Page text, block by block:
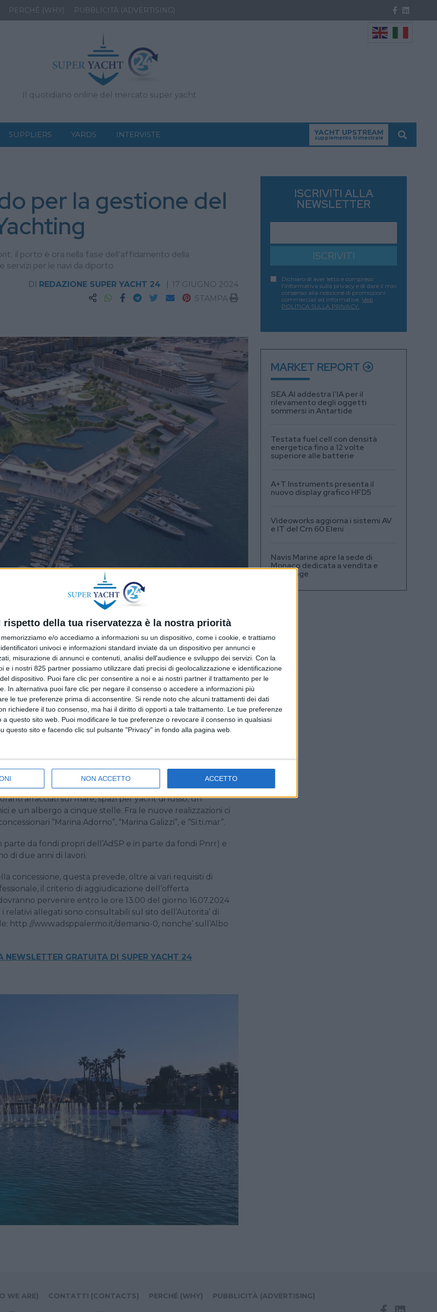
rispetto della tua riservatezza è la nostra priorità
memorizziamo e/o accediamo a informazioni su un dispositivo, come i cookie, e trattiamo
univoci e informazioni standard inviate da un dispositivo per annunci e
misurazione di annunci e contenuti, analisi dell'audience e sviluppo dei servizi. Con la
e i nostri 825 partner possiamo utilizzare dati precisi di geolocalizzazione e identificazione
dispositivo. Puoi fare clic per consentire a noi e ai nostri partner il trattamento per le
In alternativa puoi fare clic per negare il consenso o accedere a informazioni più
le tue preferenze prima di acconsentire. Si rende noto che alcuni trattamenti dei dati
richiedere il tuo consenso, ma hai il diritto di opporti a tale trattamento. Le tue preferenze
a questo sito web. Puoi modificare le tue preferenze o revocare il consenso in qualsiasi
questo sito e facendo clic sul pulsante "Privacy" in fondo alla pagina web.
NON ACCETTO ACCETTO
PERCHÉ (WHY) PUBBLICITÀ (ADVERTISING)
Il quotidiano online del mercato super yacht
SUPPLIERS YARDS INTERVISTE YACHT UPSTREAM
supplemento trimestrale
per la gestione del
il porto è ora nella fase dell’affidamento della
servizi per le navi da diporto
DI REDAZIONE SUPER YACHT 24
17 GIUGNO 2024
STAMPA
Occidentale ha comunicato attraverso la Gazzetta Ufficiale
aperta, autorizzata con Decreto del Presidente n.
marittima per l’uso aree scoperte e coperte situate
da destinare all’ormeggio di navi da diporto e servizi ad
porto turistico Palermo Marina Yachting –
inaugurato
Sergio Mattarella – parte del grande progetto nel Molo
riqualificazione del waterfront fortemente voluto e
che, dai rendering, dovrebbero comprendere
yacht oltre i 100 metri, sarà uno dei fulcri del progetto
degradata ed aver valorizzato le antiche mura del
esteso su 40.000 mq, ha previsto un’ampia gamma di
affacciati sul mare, spazi per yacht di lusso, un
e un albergo a cinque stelle. Fra le nuove realizzazioni ci
“Marina Adorno”, “Marina Galizzi”, e “Si.ti.mar”.
parte da fondi propri dell’AdSP e in parte da fondi Pnrr) e
di due anni di lavori.
concessione, questa prevede, oltre ai vari requisiti di
il criterio di aggiudicazione dell’offerta
pervenire entro le ore 13.00 del giorno 16.07.2024
relativi allegati sono consultabili sul sito dell’Autorita’ di
http.//www.adsppalermo.it/demanio-0, nonche’ sull’Albo
NEWSLETTER GRATUITA DI SUPER YACHT 24
ISCRIVITI ALLA
NEWSLETTER
ISCRIVITI
Dichiaro di aver letto e compreso
l'informativa sulla privacy e di dare il mio
consenso alla ricezione di promozioni
commerciali ed informative. Vedi
POLITICA SULLA PRIVACY.
MARKET REPORT
SEA.AI addestra l’IA per il
rilevamento degli oggetti
sommersi in Antartide
Testata fuel cell con densità
energetica fino a 12 volte
superiore alle batterie
A+T Instruments presenta il
nuovo display grafico HFD5
Videoworks aggiorna i sistemi AV
e IT del Crn 60 Eleni
Navis Marine apre la sede di
Monaco dedicata a vendita e
brokerage
WE ARE) CONTATTI (CONTACTS) PERCHÉ (WHY) PUBBLICITÀ (ADVERTISING)